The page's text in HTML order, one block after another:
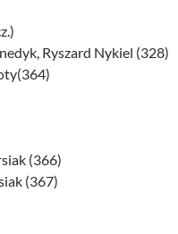
Ryszard Nykiel (328)
(366)
(367)